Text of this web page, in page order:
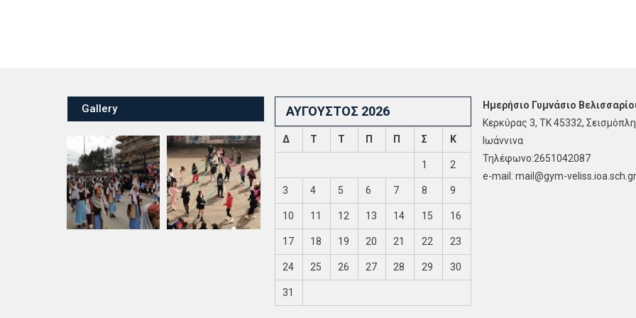
Gallery ΑΎΓΟΥΣΤΟΣ 2026
Δ Τ Τ Π Π Σ Κ
1 2
3 4 5 6 7 8 9
10 11 12 13 14 15 16
17 18 19 20 21 22 23
24 25 26 27 28 29 30
31
Ημερήσιο Γυμνάσιο
Κερκύρας 3, ΤΚ 45332,
Ιωάννινα
Τηλέφωνο:2651042087
e-mail: mail@gym-veliss.ioa.sch.gr